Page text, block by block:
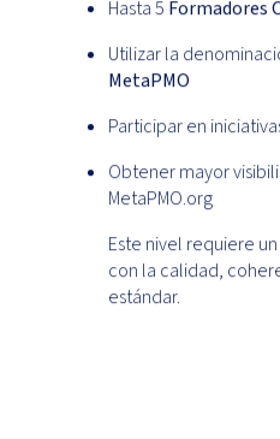
Hasta 5 Formadores
Utilizar la
MetaPMO
Participar en
Obtener mayor
MetaPMO.org
Este nivel requiere
con la calidad,
estándar.